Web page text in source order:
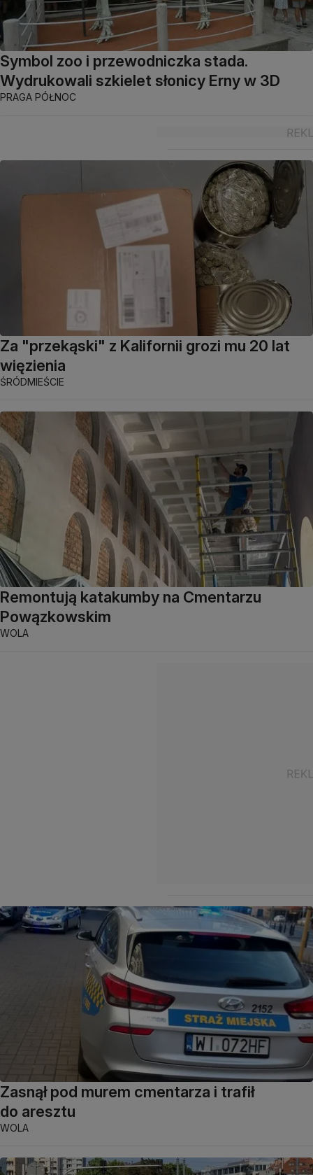
Symbol zoo i przewodniczka stada.
Wydrukowali szkielet słonicy Erny w 3D
PRAGA PÓŁNOC
Za "przekąski" z Kalifornii grozi mu 20 lat
więzienia
ŚRÓDMIEŚCIE
Remontują katakumby na Cmentarzu
Powązkowskim
WOLA
Zasnął pod murem cmentarza i trafił
do aresztu
WOLA